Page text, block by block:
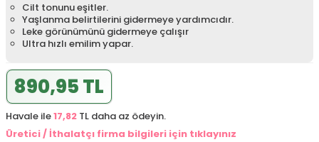
Cilt tonunu eşitler.
Yaşlanma belirtilerini gidermeye yardımcıdır.
Leke görünümünü gidermeye çalışır
Ultra hızlı emilim yapar.
890,95 TL
Havale ile17,82 TL daha az ödeyin.
Üretici / İthalatçı firma bilgileri için tıklayınız